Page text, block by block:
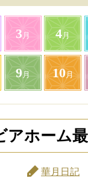
3 月 4月
9月 10月
アホーム
華月日記